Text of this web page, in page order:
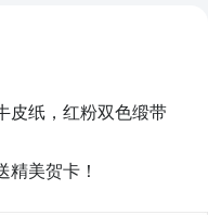
皮纸，红粉双色缎带
精美贺卡！